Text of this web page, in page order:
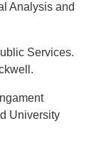
Analysis and
Services.
University